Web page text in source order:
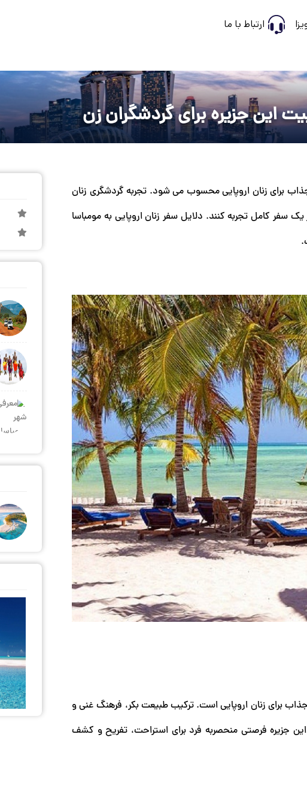
ارتباط با ما
این جزیره برای گردشگران زن
برای زنان اروپایی محسوب می شود. تجربه گردشگری زنان
کامل تجربه کنند. دلایل سفر زنان اروپایی به مومباسا
برای زنان اروپایی است. ترکیب طبیعت بکر، فرهنگ غنی و
جزیره فرصتی منحصربه فرد برای استراحت، تفریح و کشف